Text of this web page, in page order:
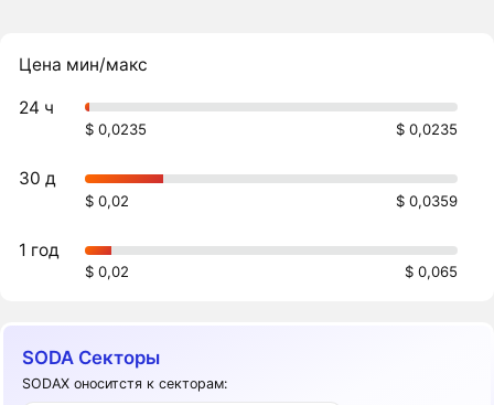
Цена мин/макс
24 ч
$ 0,0235 $ 0,0235
30 д
$ 0,02 $ 0,0359
1 год
$ 0,02 $ 0,065
SODA Секторы
SODAX оноситстя к секторам: